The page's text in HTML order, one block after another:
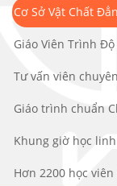
Cơ Sở Vật Chất
Giáo Viên Trình
Tư vấn viên
Giáo trình chuẩn
Khung giờ học
Hơn 2200 học viên